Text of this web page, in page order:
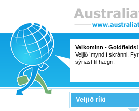
Velkominn - Goldfields!
Veljið ímynd í skránni.
sýnast til hægri.
Veljið ríki